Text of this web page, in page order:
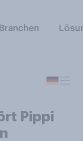
Branchen
Pippi